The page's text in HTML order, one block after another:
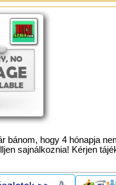
bánom, hogy 4 hónapja
sajnálkoznia! Kérjen